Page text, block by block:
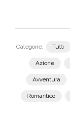
Categorie: Tutti
Azione
Avventura
Romantico